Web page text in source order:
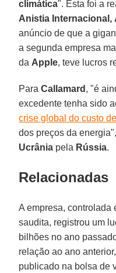
climática". Esta foi a
Anistia Internacional,
anúncio de que a
a segunda empresa
da Apple, teve lucros
ParaCallamard , "é
excedente tenha sido
crise global do custo
dos preços da
Ucrânia pela Rússia.
Relacionadas
A empresa, controlada
saudita, registrou um
bilhões no ano
relação ao ano
publicado na bolsa de